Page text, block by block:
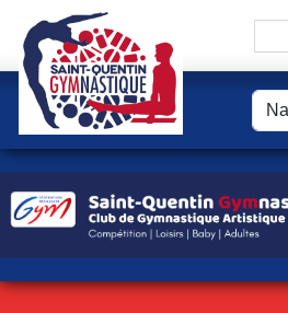
Panneau de gestion des cookies